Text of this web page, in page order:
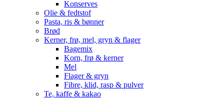
Konserves
Olie & fedtstof
Pasta, ris & bønner
Brød
Kerner, frø, mel, gryn & flager
Bagemix
Korn, frø & kerner
Mel
Flager & gryn
Fibre, klid, rasp & pulver
Te, kaffe & kakao